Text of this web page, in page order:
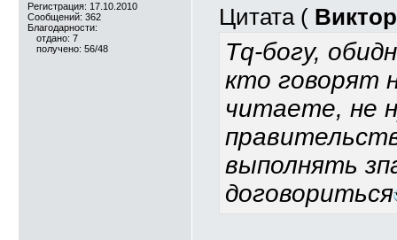
Регистрация: 17.10.2010
Сообщений: 362
Благодарности:
отдано: 7
получено: 56/48
Цитата (
Tq-богу,
кто говорят
читаете, не
выполнять
договориться